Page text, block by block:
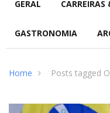
GERAL CARREIRAS
GASTRONOMIA
Home Posts tagged